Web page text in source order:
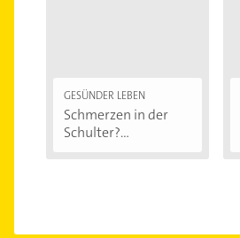
GESÜNDER LEBEN
Schmerzen in der
Schulter?